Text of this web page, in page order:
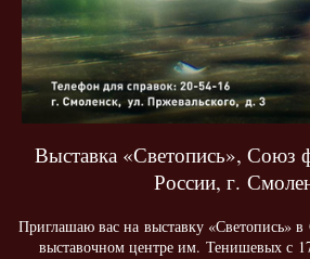
Выставка «Светопись», Союз
России, г.
Приглашаю вас на выставку «Светопись» в
выставочном центре им. Тенишевых с